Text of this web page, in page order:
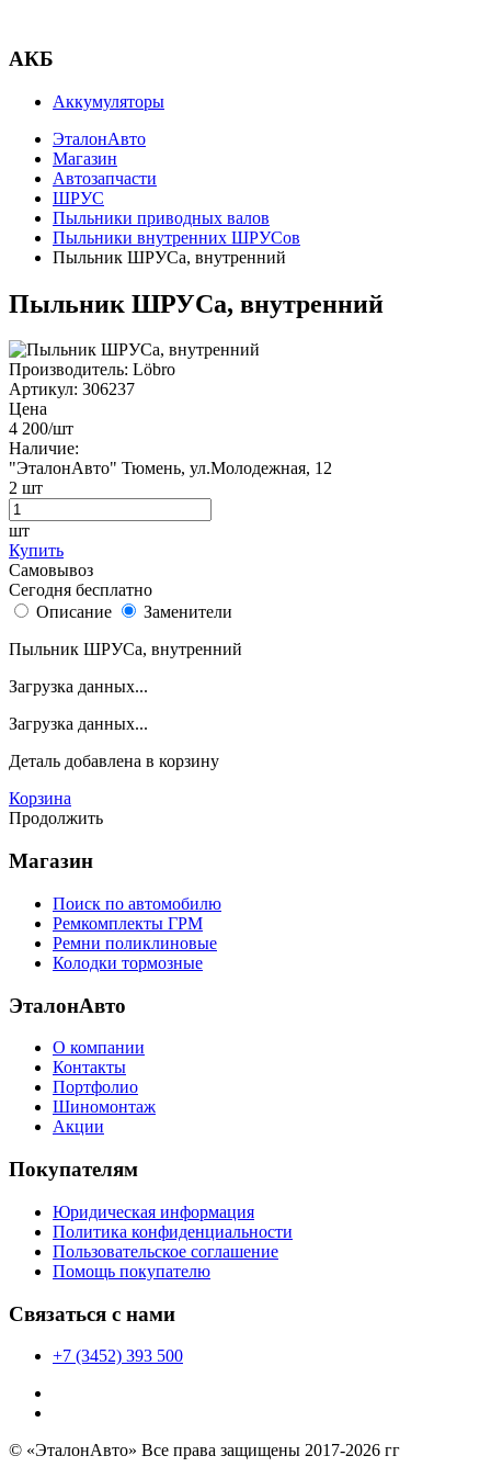
АКБ
Аккумуляторы
ЭталонАвто
Магазин
Автозапчасти
ШРУС
Пыльники приводных валов
Пыльники внутренних ШРУСов
Пыльник ШРУСа, внутренний
Пыльник ШРУСа, внутренний
Производитель: Löbro
Артикул: 306237
Цена
4 200/шт
Наличие:
"ЭталонАвто" Тюмень, ул.Молодежная, 12
2 шт
шт
Купить
Самовывоз
Сегодня бесплатно
Описание
Заменители
Пыльник ШРУСа, внутренний
Загрузка данных...
Загрузка данных...
Деталь добавлена в корзину
Корзина
Продолжить
Магазин
Поиск по автомобилю
Ремкомплекты ГРМ
Ремни поликлиновые
Колодки тормозные
ЭталонАвто
О компании
Контакты
Портфолио
Шиномонтаж
Акции
Покупателям
Юридическая информация
Политика конфиденциальности
Пользовательское соглашение
Помощь покупателю
Связаться с нами
+7 (3452) 393 500
© «ЭталонАвто» Все права защищены 2017-2026 гг